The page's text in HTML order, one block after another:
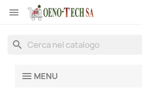

search
MENU